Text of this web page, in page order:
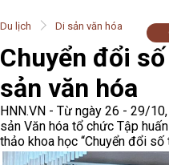
Du lịch Di sản văn hóa
Chuyển đổi
sản văn hóa
HNN.VN - Từ ngày 26 - 29/
sản Văn hóa tổ chức Tập
thảo khoa học “Chuyển đổi